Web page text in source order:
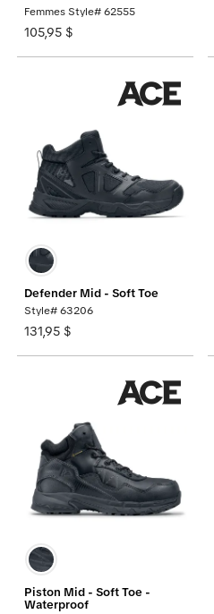
Femmes Style# 62555
105,95 $
Defender Mid - Soft Toe
Style# 63206
131,95 $
Piston Mid - Soft Toe -
Waterproof